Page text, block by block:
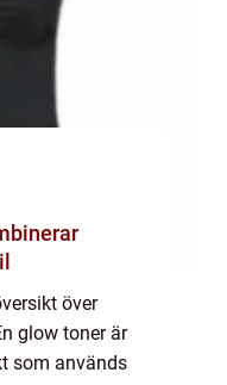
över
glow toner är
som används